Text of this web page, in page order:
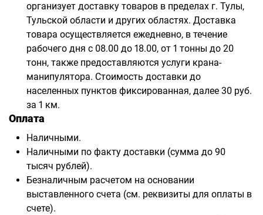
организует доставку товаров в пределах г. Тулы,
Тульской области и других областях. Доставка
товара осуществляется ежедневно, в течение
рабочего дня с 08.00 до 18.00, от 1 тонны до 20
тонн, также предоставляются услуги крана-
манипулятора. Стоимость доставки до
населенных пунктов фиксированная, далее 30 руб.
за 1 км.
Оплата
Наличными.
Наличными по факту доставки (сумма до 90
тысяч рублей).
Безналичным расчетом на основании
выставленного счета (см. реквизиты для оплаты в
счете).